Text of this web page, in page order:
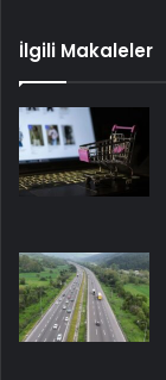
İlgili Makaleler